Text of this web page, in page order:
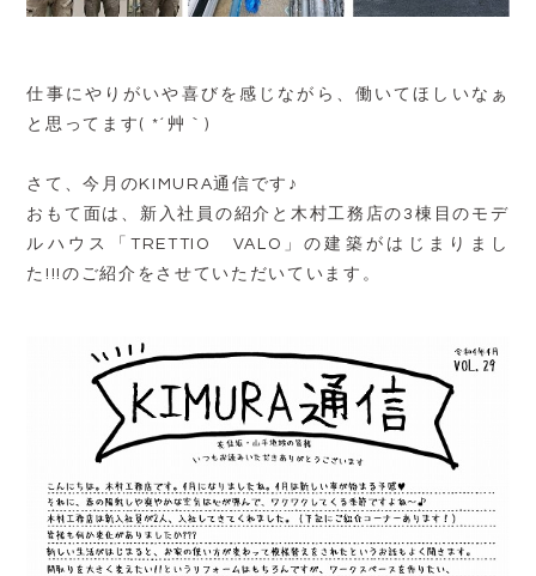
仕事にやりがいや喜びを感じながら、働いてほしいなぁ
と思ってます( *´艸｀)
さて、今月のKIMURA通信です♪
おもて面は、新入社員の紹介と木村工務店の3棟目のモデ
ルハウス「TRETTIO VALO」の建築がはじまりまし
た!!!のご紹介をさせていただいています。